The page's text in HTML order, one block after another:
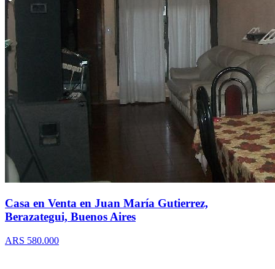
Casa en Venta en Juan María Gutierrez,
Berazategui, Buenos Aires
ARS 580.000